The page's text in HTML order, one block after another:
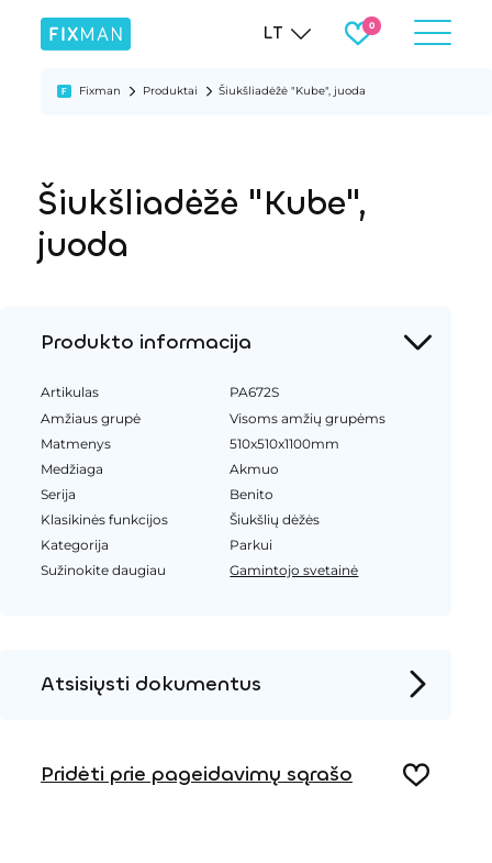
LT
Fixman Produktai Šiukšliadėžė "Kube", juoda
Šiukšliadėžė "Kube",
juoda
Produkto informacija
Artikulas
PA672S
Amžiaus grupė
Visoms amžių grupėms
Matmenys
510x510x1100mm
Medžiaga
Akmuo
Serija
Benito
Klasikinės funkcijos
Šiukšlių dėžės
Kategorija
Parkui
Sužinokite daugiau
Gamintojo svetainė
Atsisiųsti dokumentus
Pridėti prie pageidavimų sąrašo